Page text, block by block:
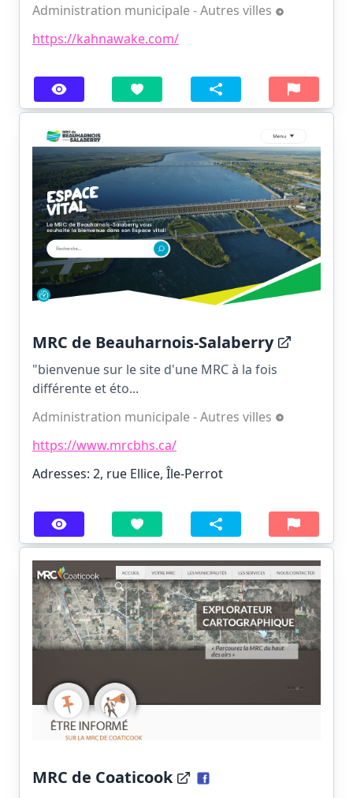
Administration municipale - Autres villes
https://kahnawake.com/
MRC de Beauharnois-Salaberry
"bienvenue sur le site d'une MRC à la fois
différente et éto...
Administration municipale - Autres villes
https://www.mrcbhs.ca/
Adresses: 2, rue Ellice, Île-Perrot
MRC de Coaticook